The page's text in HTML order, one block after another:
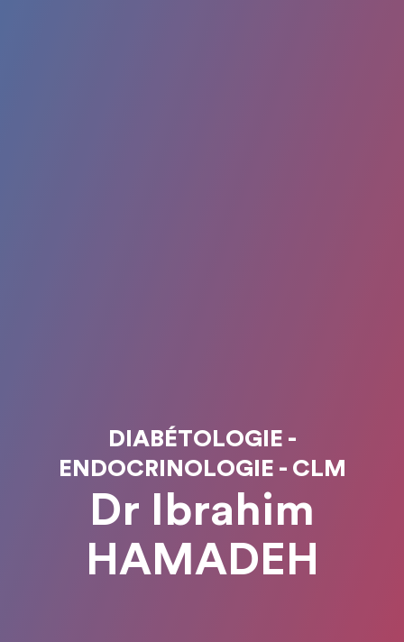
DIABÉTOLOGIE -
ENDOCRINOLOGIE - CLM
Dr Ibrahim
HAMADEH